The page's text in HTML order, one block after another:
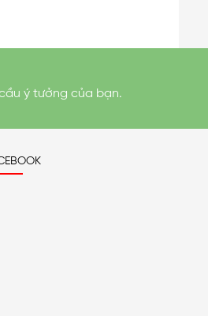
ý tưởng của bạn.